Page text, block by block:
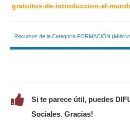
gratuitos-de-introduccion-al-
Recursos de la Categoría FORMACIÓN
Si te parece útil, puedes
Sociales. Gracias!